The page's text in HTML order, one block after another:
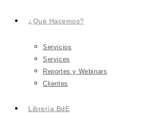
¿Qué Hacemos?
Servicios
Services
Reportes y Webinars
Clientes
Librería BdE